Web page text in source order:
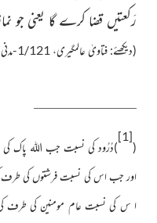
رَکعتیں قضا کرے گا یعنی جو
(دیکھئے: فتاویٰ عالمگیری، 1/121-مدنی مذاکرہ، 22محرم الحرام1441ھ)
(
[1]
)دُرُود کی نسبت جب اللہ پاک
اور جب اس کی نسبت فرشتوں کی طرف
ا س کی نسبت عام مومنین کی طرف